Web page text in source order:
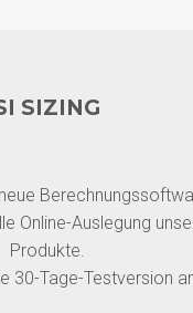
SIZING
Online-Auslegung
Produkte.
30-Tage-Testversion